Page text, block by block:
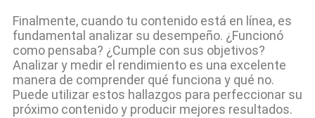
Finalmente, cuando tu contenido está en línea, es
fundamental analizar su desempeño. ¿Funcionó
como pensaba? ¿Cumple con sus objetivos?
Analizar y medir el rendimiento es una excelente
manera de comprender qué funciona y qué no.
Puede utilizar estos hallazgos para perfeccionar su
próximo contenido y producir mejores resultados.